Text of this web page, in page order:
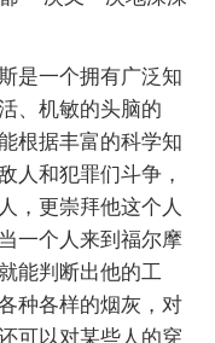
是一个拥有广泛知
、机敏的头脑的
根据丰富的科学知
人和犯罪们斗争，
，更崇拜他这个人
一个人来到福尔摩
能判断出他的工
种各样的烟灰，对
可以对某些人的穿